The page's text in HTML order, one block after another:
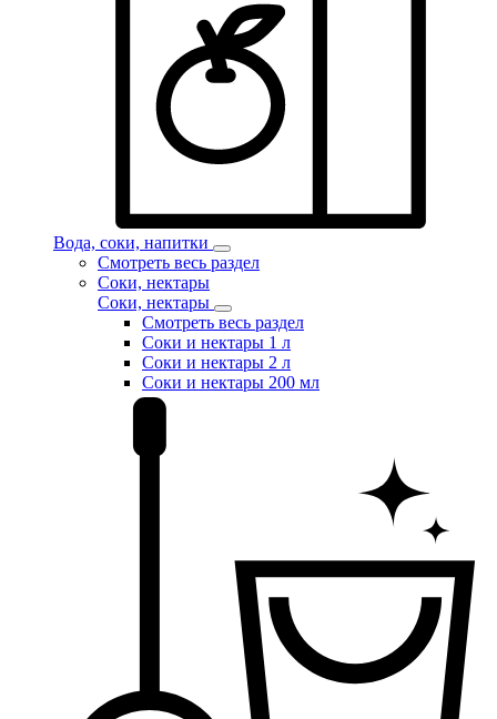
Вода, соки, напитки
Смотреть весь раздел
Соки, нектары
Соки, нектары
Смотреть весь раздел
Соки и нектары 1 л
Соки и нектары 2 л
Соки и нектары 200 мл